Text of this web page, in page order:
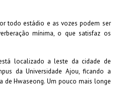
todo estádio e as vozes podem ser
mínima, o que satisfaz os
localizado a leste da cidade de
da Universidade Ajou, ficando a
de Hwaseong. Um pouco mais longe